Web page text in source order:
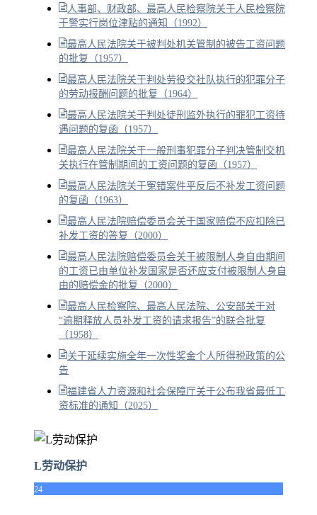
人事部、财政部、最高人民检察院关于人民检察院
干警实行岗位津贴的通知（1992）
最高人民法院关于被判处机关管制的被告工资问题
的批复（1957）
最高人民法院关于判处劳役交社队执行的犯罪分子
的劳动报酬问题的批复（1964）
最高人民法院关于判处徒刑监外执行的罪犯工资待
遇问题的复函（1957）
最高人民法院关于一般刑事犯罪分子判决管制交机
关执行在管制期间的工资问题的复函（1957）
最高人民法院关于冤错案件平反后不补发工资问题
的复函（1963）
最高人民法院赔偿委员会关于国家赔偿不应扣除已
补发工资的答复（2000）
最高人民法院赔偿委员会关于被限制人身自由期间
的工资已由单位补发国家是否还应支付被限制人身自
由的赔偿金的批复（2000）
最高人民检察院、最高人民法院、公安部关于对
“逾期释放人员补发工资的请求报告”的联合批复
（1958）
关于延续实施全年一次性奖金个人所得税政策的公
告
福建省人力资源和社会保障厅关于公布我省最低工
资标准的通知（2025）
L劳动保护
24